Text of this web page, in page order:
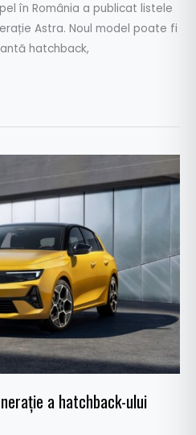
în România a publicat listele
Astra. Noul model poate fi
hatchback,
a hatchback-ului